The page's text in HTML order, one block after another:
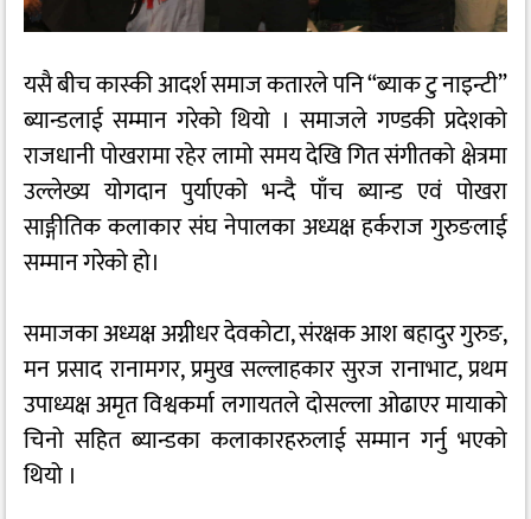
यसै बीच कास्की आदर्श समाज कतारले पनि “ब्याक टु नाइन्टी”
ब्यान्डलाई सम्मान गरेको थियो ।समाजले गण्डकी प्रदेशको
राजधानी पोखरामा रहेर लामो समय देखि गित संगीतको क्षेत्रमा
उल्लेख्य योगदान पुर्याएको भन्दै पाँच ब्यान्ड एवं पोखरा
साङ्गीतिक कलाकार संघ नेपालका अध्यक्ष हर्कराज गुरुङलाई
सम्मान गरेको हो।
समाजका अध्यक्ष अग्नीधर देवकोटा, संरक्षक आश बहादुर गुरुङ,
मन प्रसाद रानामगर, प्रमुख सल्लाहकार सुरज रानाभाट, प्रथम
उपाध्यक्ष अमृत विश्वकर्मा लगायतले दोसल्ला ओढाएर मायाको
चिनो सहित ब्यान्डका कलाकारहरुलाई सम्मान गर्नु भएको
थियो ।